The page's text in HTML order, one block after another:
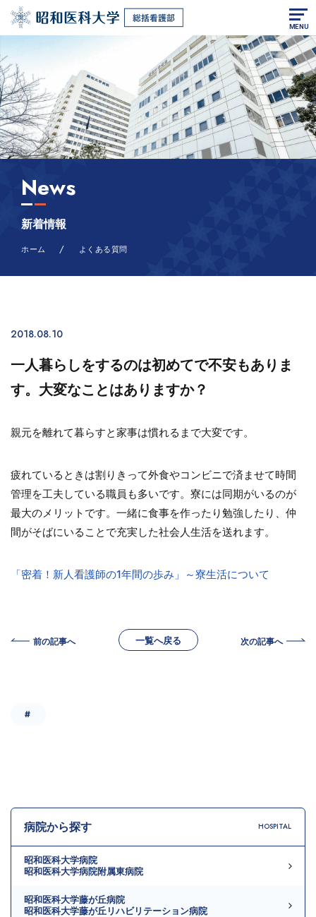
MENU
News
新着情報
ホーム / よくある質問
2018.08.10
一人暮らしをするのは初めてで不安もありま
す。大変なことはありますか？
親元を離れて暮らすと家事は慣れるまで大変です。
疲れているときは割りきって外食やコンビニで済ませて時間
管理を工夫している職員も多いです。寮には同期がいるのが
最大のメリットです。一緒に食事を作ったり勉強したり、仲
間がそばにいることで充実した社会人生活を送れます。
「密着！新人看護師の1年間の歩み」～寮生活について
前の記事へ 一覧へ戻る 次の記事へ
#
病院から探す HOSPITAL
昭和医科大学病院
昭和医科大学病院附属東病院
昭和医科大学藤が丘病院
昭和医科大学藤が丘リハビリテーション病院